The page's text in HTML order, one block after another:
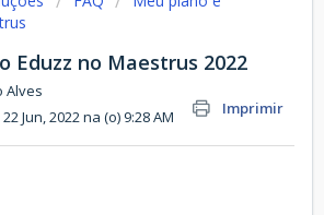
Eduzz no Maestrus 2022
Imprimir
Alves
Jun, 2022 na (o) 9:28 AM